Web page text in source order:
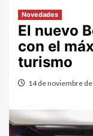
Novedades
El nuevo
con el
turismo
14 de noviembre